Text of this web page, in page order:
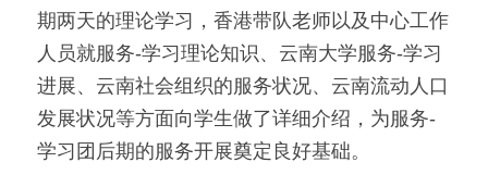
期两天的理论学习，香港带队老师以及中心工作
人员就服务-学习理论知识、云南大学服务-学习
进展、云南社会组织的服务状况、云南流动人口
发展状况等方面向学生做了详细介绍，为服务-
学习团后期的服务开展奠定良好基础。